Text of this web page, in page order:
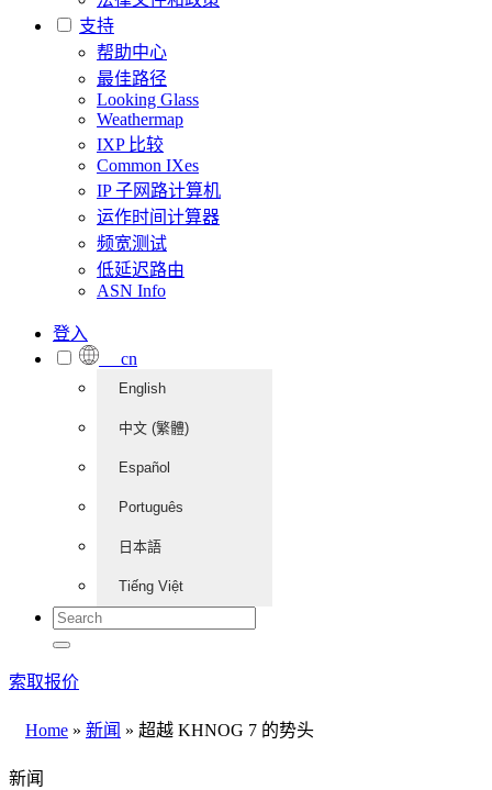
支持
帮助中心
最佳路径
Looking Glass
Weathermap
IXP 比较
Common IXes
IP 子网路计算机
运作时间计算器
频宽测试
低延迟路由
ASN Info
登入
cn
English
中文 (繁體)
Español
Português
日本語
Tiếng Việt
索取报价
Home » 新闻 » 超越 KHNOG 7 的势头
新闻